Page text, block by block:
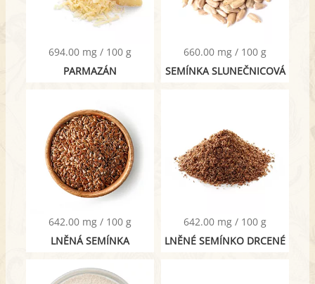
694.00 mg / 100 g
PARMAZÁN
660.00 mg / 100 g
SEMÍNKA SLUNEČNICOVÁ
642.00 mg / 100 g
LNĚNÁ SEMÍNKA
642.00 mg / 100 g
LNĚNÉ SEMÍNKO DRCENÉ